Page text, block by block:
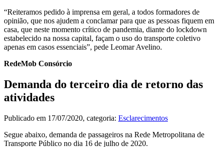
“Reiteramos pedido à imprensa em geral, a todos formadores de
opinião, que nos ajudem a conclamar para que as pessoas fiquem em
casa, que neste momento crítico de pandemia, diante do lockdown
estabelecido na nossa capital, façam o uso do transporte coletivo
apenas em casos essenciais”, pede Leomar Avelino.
RedeMob Consórcio
Demanda do terceiro dia de retorno das
atividades
Publicado em 17/07/2020, categoria: Esclarecimentos
Segue abaixo, demanda de passageiros na Rede Metropolitana de
Transporte Público no dia 16 de julho de 2020.